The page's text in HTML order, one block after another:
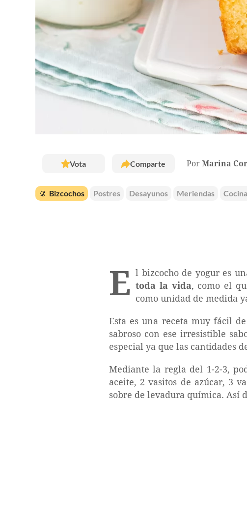
Vota Comparte Por Marina
🥮 Bizcochos Postres Desayunos Meriendas
E l bizcocho de yogur es
toda la vida, como el
como unidad de medida
Esta es una receta muy fácil
sabroso con ese irresistible
especial ya que las cantidades
Mediante la regla del 1-2-3,
aceite, 2 vasitos de azúcar, 3
sobre de levadura química. Así